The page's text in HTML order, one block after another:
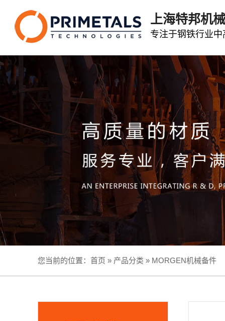
上海特邦机
专注于钢铁行业
您当前的位置： 首页 » 产品分类 » MORGEN机械备件